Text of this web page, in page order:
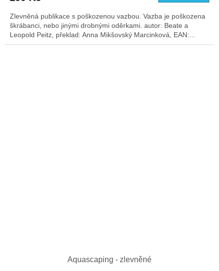
Zlevněná publikace s poškozenou vazbou. Vazba je poškozena
škrábanci, nebo jinými drobnými oděrkami. autor: Beate a
Leopold Peitz, překlad: Anna Mikšovský Marcinková, EAN:...
Aquascaping - zlevněné